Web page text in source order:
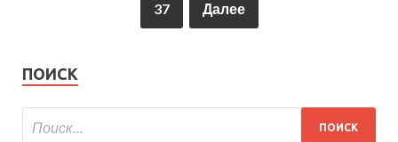
37 Далее
ПОИСК